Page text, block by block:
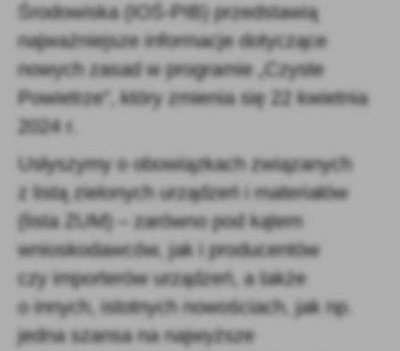
Środowiska (IOŚ-PIB) przedstawią
najważniejsze informacje dotyczące
nowych zasad w programie „Czyste
Powietrze”, który zmienia się 22 kwietnia
2024 r.
Usłyszymy o obowiązkach związanych
z listą zielonych urządzeń i materiałów
(lista ZUM) – zarówno pod kątem
wnioskodawców, jak i producentów
czy importerów urządzeń, a także
o innych, istotnych nowościach, jak np.
jedna szansa na najwyższe